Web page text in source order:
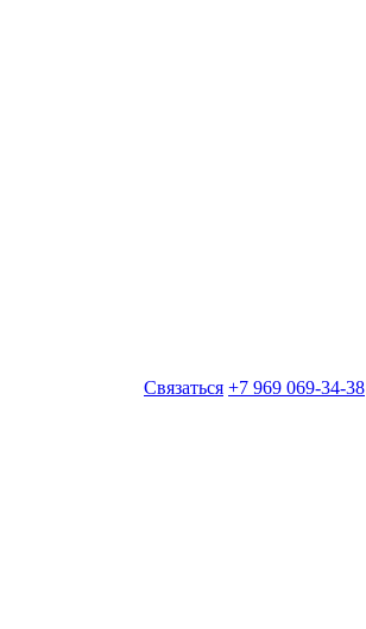
Связаться +7 969 069-34-38